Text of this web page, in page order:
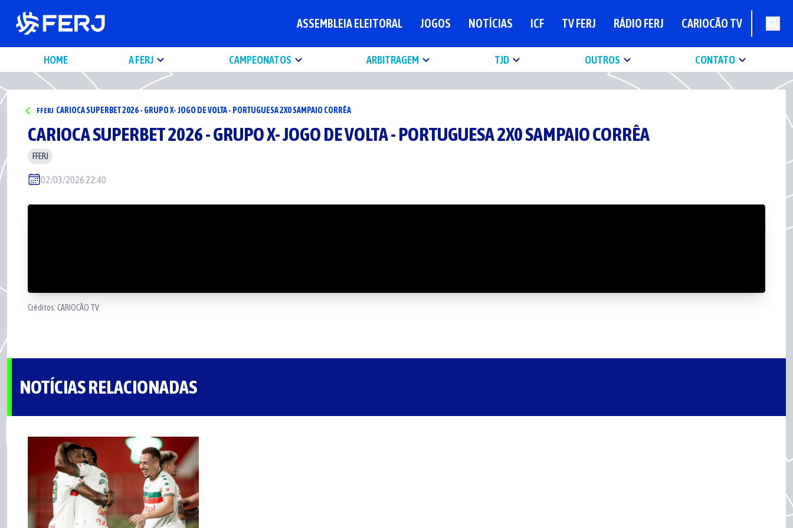
ASSEMBLEIA ELEITORAL JOGOS NOTÍCIAS ICF TV FERJ RÁDIO FERJ CARIOCÃO TV
HOME A FERJ CAMPEONATOS ARBITRAGEM TJD OUTROS CONTATO
FFERJ CARIOCA SUPERBET 2026 - GRUPO X- JOGO DE VOLTA - PORTUGUESA 2X0 SAMPAIO CORRÊA
CARIOCA SUPERBET 2026 - GRUPO X- JOGO DE VOLTA - PORTUGUESA 2X0 SAMPAIO CORRÊA
FFERJ
02/03/2026 22:40
Créditos:CARIOCÃO TV
NOTÍCIAS RELACIONADAS